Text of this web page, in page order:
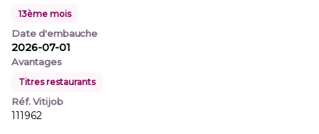
13ème mois
Date d'embauche
2026-07-01
Avantages
Titres restaurants
Réf. Vitijob
111962